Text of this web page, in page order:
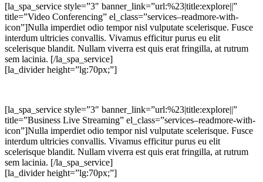
[la_spa_service style=”3″ banner_link=”url:%23|title:explore||”
title=”Video Conferencing” el_class=”services–readmore-with-
icon”]Nulla imperdiet odio tempor nisl vulputate scelerisque. Fusce
interdum ultricies convallis. Vivamus efficitur purus eu elit
scelerisque blandit. Nullam viverra est quis erat fringilla, at rutrum
sem lacinia. [/la_spa_service]
[la_divider height=”lg:70px;”]
[la_spa_service style=”3″ banner_link=”url:%23|title:explore||”
title=”Business Live Streaming” el_class=”services–readmore-with-
icon”]Nulla imperdiet odio tempor nisl vulputate scelerisque. Fusce
interdum ultricies convallis. Vivamus efficitur purus eu elit
scelerisque blandit. Nullam viverra est quis erat fringilla, at rutrum
sem lacinia. [/la_spa_service]
[la_divider height=”lg:70px;”]